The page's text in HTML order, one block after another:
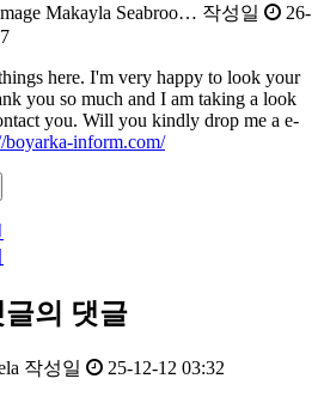
Makayla Seabroo… 작성일
26-
here. I'm very happy to look your
you so much and I am taking a look
you. Will you kindly drop me a e-
boyarka-inform.com/
글의 댓글
작성일 25-12-12 03:32